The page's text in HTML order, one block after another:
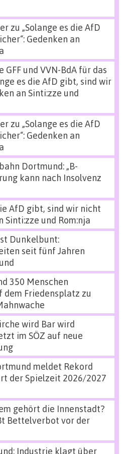
zu „Solange es die AfD
Gedenken an
GFF und VVN-BdA für das
es die AfD gibt, sind wir
an Sinti:zze und
zu „Solange es die AfD
Gedenken an
Dortmund: „B-
kann nach Insolvenz
AfD gibt, sind wir nicht
Sinti:zze und Rom:nja
Dunkelbunt:
seit fünf Jahren
350 Menschen
dem Friedensplatz zu
wird Bar wird
im SÖZ auf neue
meldet Rekord
der Spielzeit 2026/2027
gehört die Innenstadt?
Bettelverbot vor der
Industrie klagt über